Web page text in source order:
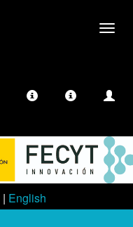
| English